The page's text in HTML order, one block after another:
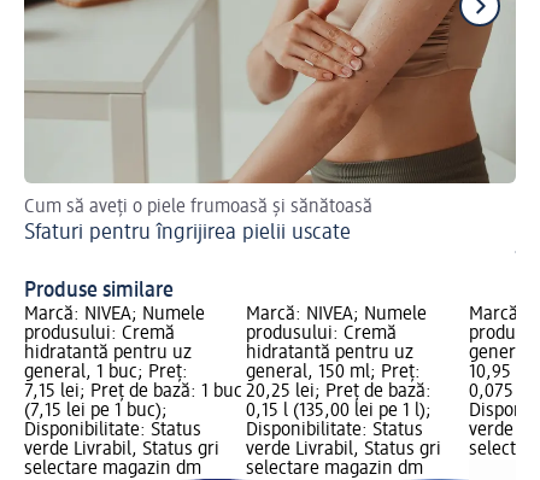
Cum să aveți o piele frumoasă și sănătoasă
Sfaturi pentru îngrijirea pielii uscate
Produse similare
Marcă: NIVEA; Numele
produsului: Cremă
hidratantă pentru uz
general, 1 buc; Preț:
7,15 lei; Preț de bază: 1 buc
(7,15 lei pe 1 buc);
Disponibilitate: Status
verde Livrabil, Status gri
selectare magazin dm
Marcă: NIVEA; Numele
produsului: Cremă
hidratantă pentru uz
general, 150 ml; Preț:
20,25 lei; Preț de bază:
0,15 l (135,00 lei pe 1 l);
Disponibilitate: Status
verde Livrabil, Status gri
selectare magazin dm
Marcă:
10,95
0,075 l
verde